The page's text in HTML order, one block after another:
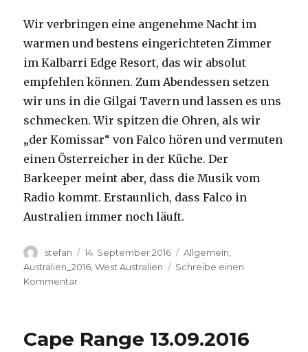
Wir verbringen eine angenehme Nacht im
warmen und bestens eingerichteten Zimmer
im Kalbarri Edge Resort, das wir absolut
empfehlen können. Zum Abendessen setzen
wir uns in die Gilgai Tavern und lassen es uns
schmecken. Wir spitzen die Ohren, als wir
„der Komissar“ von Falco hören und vermuten
einen Österreicher in der Küche. Der
Barkeeper meint aber, dass die Musik vom
Radio kommt. Erstaunlich, dass Falco in
Australien immer noch läuft.
Autor
stefan
Veröffentlicht
am
14. September 2016 Kategorien
Allgemein
Australien_2016 ,West Australien
Schreibe einen
Kommentarzu
Cape Range 13.09.2016